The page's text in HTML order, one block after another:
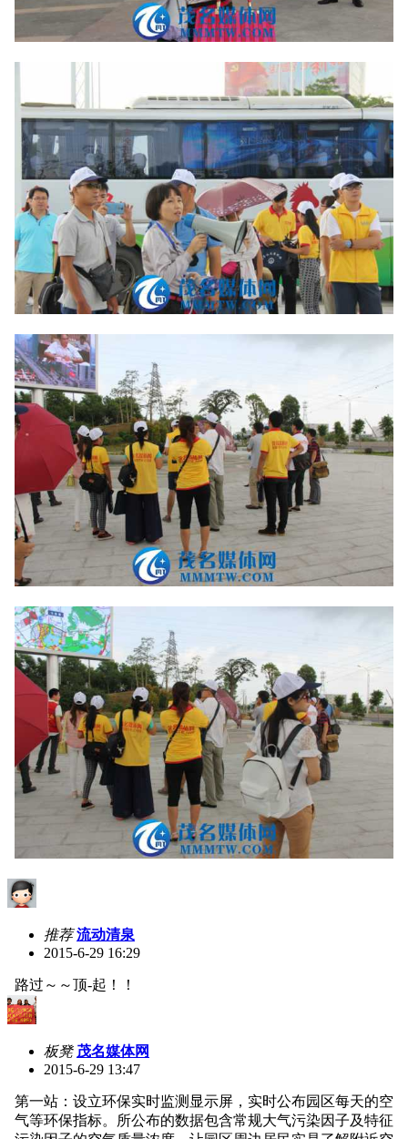
推荐流动清泉
2015-6-29 16:29
路过～～顶-起！！
板凳 茂名媒体网
2015-6-29 13:47
第一站：设立环保实时监测显示屏，实时公布园区每天的空
气等环保指标。所公布的数据包含常规大气污染因子及特征